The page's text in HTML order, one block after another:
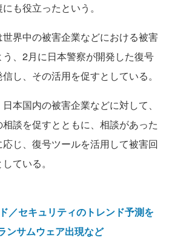
も役立ったという。
界中の被害企業などにおける被害
、2月に日本警察が開発した復号
し、その活用を促すとしている。
本国内の被害企業などに対して、
談を促すとともに、相談があった
じ、復号ツールを活用して被害回
ている。
／セキュリティのトレンド予測を
ンサムウェア出現など